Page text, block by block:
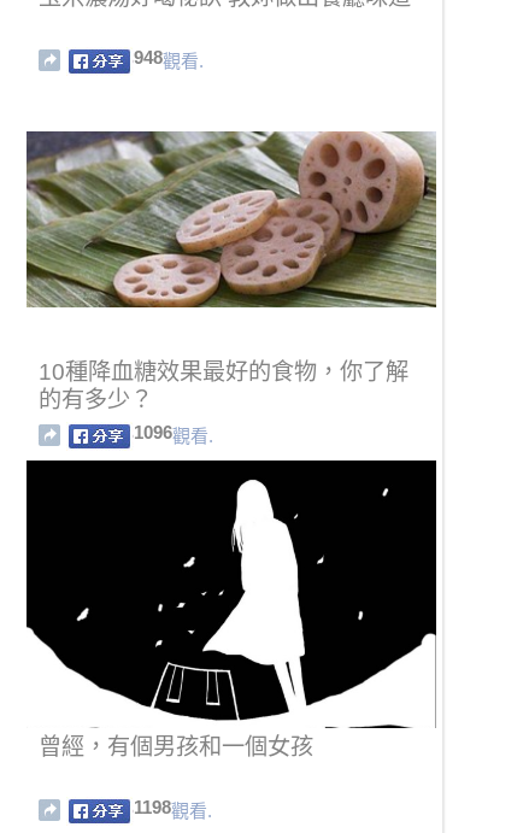
948觀看.
10種降血糖效果最好的食物，你了解
的有多少？
1096觀看.
曾經，有個男孩和一個女孩
1198觀看.